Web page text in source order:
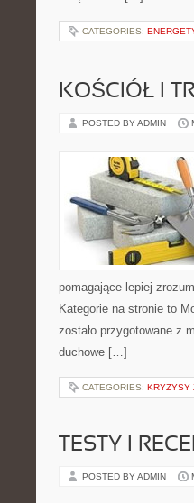
CATEGORIES:
KOŚCIÓŁ I
POSTED BY ADMIN
pomagające lepiej
Kategorie na stronie to
zostało przygotowane z
duchowe […]
CATEGORIES: KRYZYSY
TESTY I
POSTED BY ADMIN